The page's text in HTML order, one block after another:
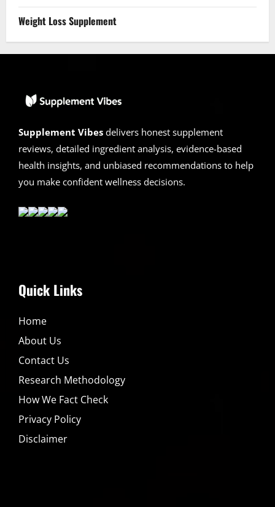
Weight Loss Supplement
Supplement Vibes delivers honest supplement
reviews, detailed ingredient analysis, evidence-based
health insights, and unbiased recommendations to help
you make confident wellness decisions.
Quick Links
Home
About Us
Contact Us
Research Methodology
How We Fact Check
Privacy Policy
Disclaimer